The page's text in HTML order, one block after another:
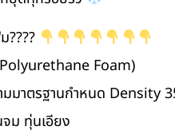
????
Foam)
มาตรฐานกำหนด Density
ม ทุ่นเอียง